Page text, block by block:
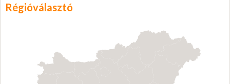
Régióválasztó